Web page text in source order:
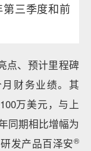
三季度和前
点、预计里程碑
财务业绩。其
万美元，与上
同期相比增幅为
发产品百泽安®